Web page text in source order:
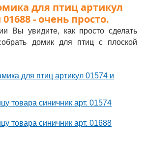
для птиц артикул
01688 - очень просто.
Вы увидите, как просто сделать
домик для птиц с плоской
для птиц артикул 01574 и
товара синичник арт. 01574
товара синичник арт. 01688